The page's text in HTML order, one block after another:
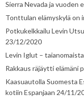
Sierra Nevada ja vuoden
Tonttulan elämyskylä on
Potkukelkkailu Levin
23/12/2020
Levin Iglut –
Rakkaus räjäytti elämäni
Kaasuautolla Suomesta
kotiin Espanjaan 24/11/